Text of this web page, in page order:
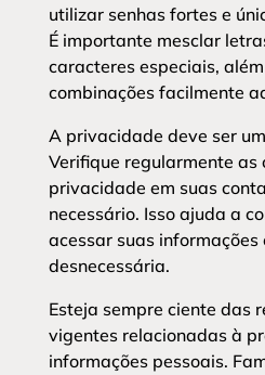
utilizar senhas fortes e
É importante mesclar
caracteres especiais,
combinações facilmente
A privacidade deve ser
Verifique regularmente as
privacidade em suas
necessário. Isso ajuda a
acessar suas
desnecessária.
Esteja sempre ciente das
vigentes relacionadas à
informações pessoais.